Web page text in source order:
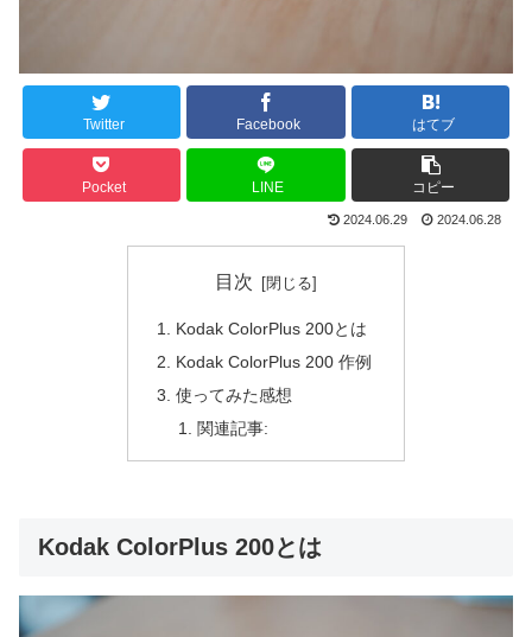
Twitter Facebook はてブ
Pocket LINE コピー
2024.06.29 2024.06.28
目次
Kodak ColorPlus 200とは
Kodak ColorPlus 200 作例
使ってみた感想
関連記事:
Kodak ColorPlus 200とは